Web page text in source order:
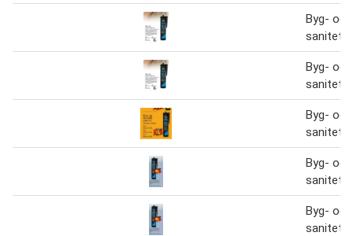
Byg- og
Byg- og
Byg- og
Byg- og
Byg- og